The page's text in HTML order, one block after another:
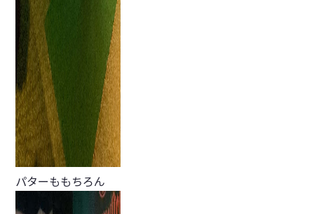
パターももちろん